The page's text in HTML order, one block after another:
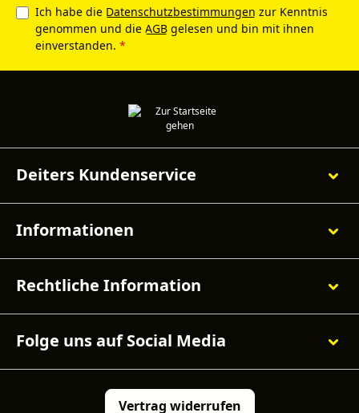
Ich habe die Datenschutzbestimmungen zur Kenntnis
genommen und die AGB gelesen und bin mit ihnen
einverstanden. *
Deiters Kundenservice
Informationen
Rechtliche Information
Folge uns auf Social Media
Vertrag widerrufen